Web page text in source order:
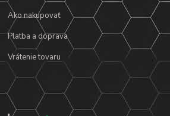
Ako nakupovať
Platba a doprava
Vrátenie tovaru